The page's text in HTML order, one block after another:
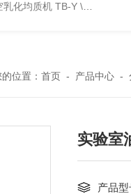
乳化均质机 TB-Y \TB-SSID全自动圆瓶罐贴标机
位置： 首页- 产品中心-
实验室
产品型